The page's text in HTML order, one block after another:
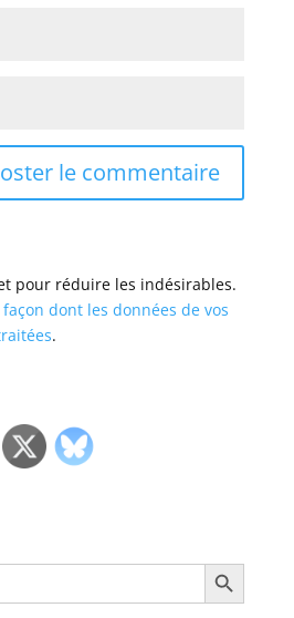
pour réduire les indésirables.
dont les données de vos
.
Search Button